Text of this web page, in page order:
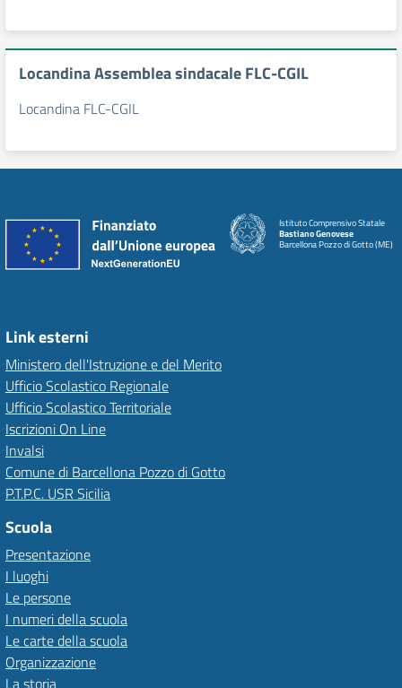
Locandina Assemblea sindacale FLC-CGIL
Locandina FLC-CGIL
Istituto Comprensivo Statale
Bastiano Genovese
Barcellona Pozzo di Gotto (ME)
Link esterni
Ministero dell'Istruzione e del Merito
Ufficio Scolastico Regionale
Ufficio Scolastico Territoriale
Iscrizioni On Line
Invalsi
Comune di Barcellona Pozzo di Gotto
P.T.P.C. USR Sicilia
Scuola
Presentazione
I luoghi
Le persone
I numeri della scuola
Le carte della scuola
Organizzazione
La storia